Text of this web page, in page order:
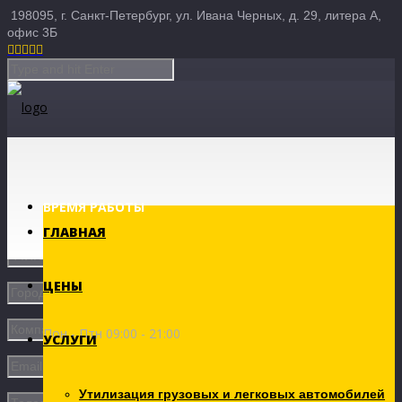
198095, г. Санкт-Петербург, ул. Ивана Черных, д. 29, литера А,
офис 3Б

ВРЕМЯ РАБОТЫ
Пон - Птн 09:00 - 21:00
ГЛАВНАЯ
ЦЕНЫ
УСЛУГИ
Утилизация грузовых и легковых автомобилей